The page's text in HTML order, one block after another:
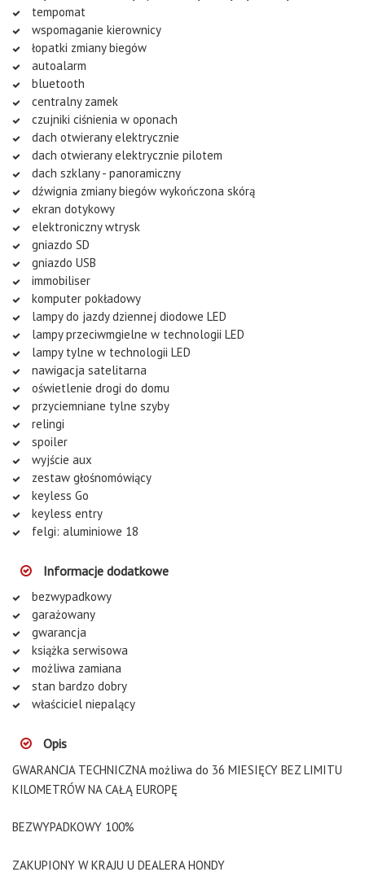
tempomat
wspomaganie kierownicy
łopatki zmiany biegów
autoalarm
bluetooth
centralny zamek
czujniki ciśnienia w oponach
dach otwierany elektrycznie
dach otwierany elektrycznie pilotem
dach szklany - panoramiczny
dźwignia zmiany biegów wykończona skórą
ekran dotykowy
elektroniczny wtrysk
gniazdo SD
gniazdo USB
immobiliser
komputer pokładowy
lampy do jazdy dziennej diodowe LED
lampy przeciwmgielne w technologii LED
lampy tylne w technologii LED
nawigacja satelitarna
oświetlenie drogi do domu
przyciemniane tylne szyby
relingi
spoiler
wyjście aux
zestaw głośnomówiący
keyless Go
keyless entry
felgi: aluminiowe 18
Informacje dodatkowe
bezwypadkowy
garażowany
gwarancja
książka serwisowa
możliwa zamiana
stan bardzo dobry
właściciel niepalący
Opis
GWARANCJA TECHNICZNA możliwa do 36 MIESIĘCY BEZ LIMITU
KILOMETRÓW NA CAŁĄ EUROPĘ
BEZWYPADKOWY 100%
ZAKUPIONY W KRAJU U DEALERA HONDY